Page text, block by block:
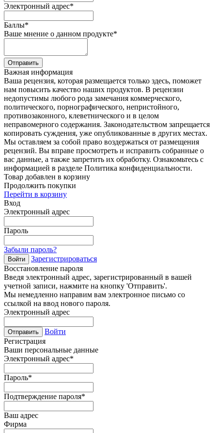
Электронный адрес*
Баллы*
Ваше мнение о данном продукте*
Отправить
Важная информация
Ваша рецензия, которая размещается только здесь, поможет
нам повысить качество наших продуктов. В рецензии
недопустимы любого рода замечания коммерческого,
политического, порнографического, непристойного,
противозаконного, клеветнического и в целом
неправомерного содержания. Законодательством запрещается
копировать суждения, уже опубликованные в других местах.
Мы оставляем за собой право воздержаться от размещения
рецензий. Вы вправе просмотреть и исправить собранные о
вас данные, а также запретить их обработку. Ознакомьтесь с
информацией в разделе Политика конфиденциальности.
Товар добавлен в корзину
Продолжить покупки
Перейти в корзину
Вход
Электронный адрес
Пароль
Забыли пароль?
Войти
Зарегистрироваться
Восстановление пароля
Введя электронный адрес, зарегистрированный в вашей
учетной записи, нажмите на кнопку 'Отправить'.
Мы немедленно направим вам электронное письмо со
ссылкой на ввод нового пароля.
Электронный адрес
Отправить
Войти
Регистрация
Ваши персональные данные
Электронный адрес*
Пароль*
Подтверждение пароля*
Ваш адрес
Фирма